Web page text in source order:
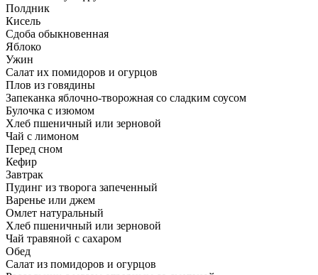
Полдник
Кисель
Сдоба обыкновенная
Яблоко
Ужин
Салат их помидоров и огурцов
Плов из говядины
Запеканка яблочно-творожная со сладким соусом
Булочка с изюмом
Хлеб пшеничный или зерновой
Чай с лимоном
Перед сном
Кефир
Завтрак
Пудинг из творога запеченный
Варенье или джем
Омлет натуральный
Хлеб пшеничный или зерновой
Чай травяной с сахаром
Обед
Салат из помидоров и огурцов